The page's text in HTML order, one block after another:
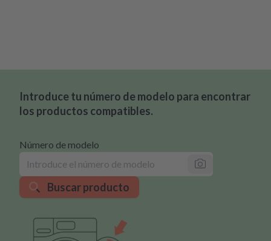
Introduce tu número de modelo para encontrar
los productos compatibles.
Número de modelo
Buscar producto